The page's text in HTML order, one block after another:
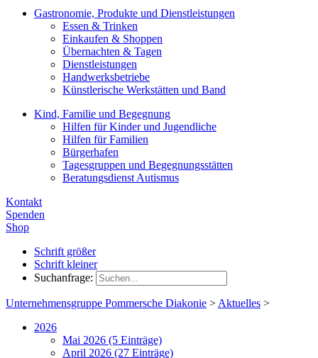
Gastronomie, Produkte und Dienstleistungen
Essen & Trinken
Einkaufen & Shoppen
Übernachten & Tagen
Dienstleistungen
Handwerksbetriebe
Künstlerische Werkstätten und Band
Kind, Familie und Begegnung
Hilfen für Kinder und Jugendliche
Hilfen für Familien
Bürgerhafen
Tagesgruppen und Begegnungsstätten
Beratungsdienst Autismus
Kontakt
Spenden
Shop
Schrift größer
Schrift kleiner
Suchanfrage:
Unternehmensgruppe Pommersche Diakonie > Aktuelles >
2026
Mai 2026 (5 Einträge)
April 2026 (27 Einträge)